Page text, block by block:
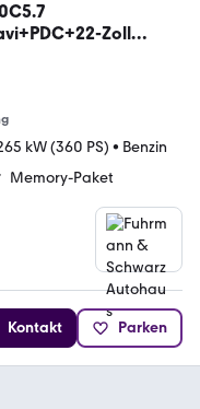
Zoll
kW (360 PS) • Benzin
Memory-Paket
Kontakt Parken